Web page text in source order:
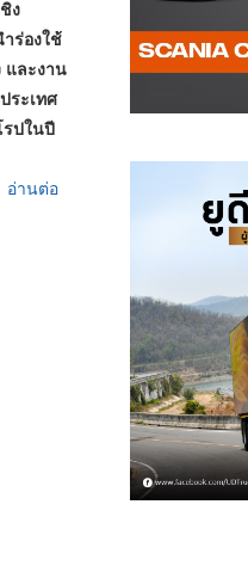
ง
ร่องใช้
และงาน
ระเทศ
รปในปี
อ่านต่อ